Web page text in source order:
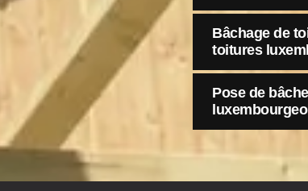
Bâchage de
toitures
Pose de